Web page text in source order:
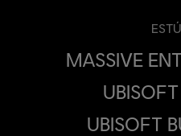
MASSIVE
UBISOFT